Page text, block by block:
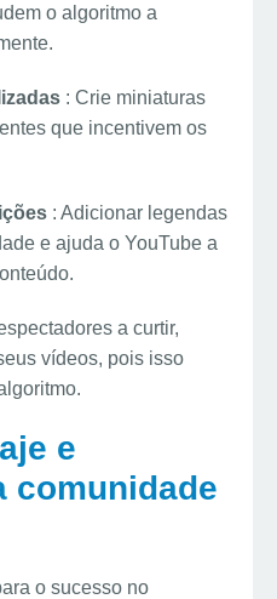
o algoritmo a
: Crie miniaturas
que incentivem os
: Adicionar legendas
e ajuda o YouTube a
a curtir,
vídeos, pois isso
e
comunidade
o sucesso no